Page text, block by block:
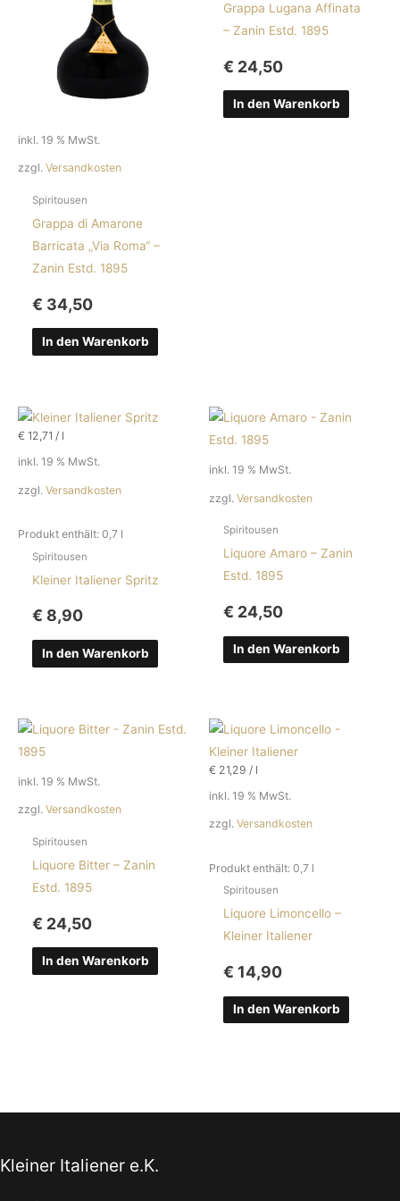
inkl. 19 % MwSt.
zzgl. Versandkosten
Spiritousen
Grappa di Amarone
Barricata „Via Roma“ –
Zanin Estd. 1895
€ 34,50
In den Warenkorb
Grappa Lugana Affinata
– Zanin Estd. 1895
€ 24,50
In den Warenkorb
€ 12,71 / l
inkl. 19 % MwSt.
zzgl. Versandkosten
Produkt enthält: 0,7 l
Spiritousen
Kleiner Italiener Spritz
€ 8,90
In den Warenkorb
inkl. 19 % MwSt.
zzgl. Versandkosten
Spiritousen
Liquore Amaro – Zanin
Estd. 1895
€ 24,50
In den Warenkorb
inkl. 19 % MwSt.
zzgl. Versandkosten
Spiritousen
Liquore Bitter – Zanin
Estd. 1895
€ 24,50
In den Warenkorb
€ 21,29 / l
inkl. 19 % MwSt.
zzgl. Versandkosten
Produkt enthält: 0,7 l
Spiritousen
Liquore Limoncello –
Kleiner Italiener
€ 14,90
In den Warenkorb
Kleiner Italiener e.K.